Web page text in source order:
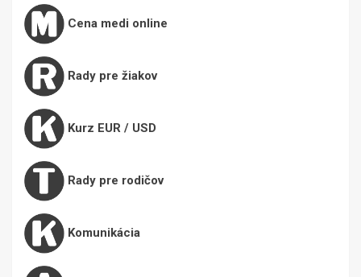
Cena medi online
Rady pre žiakov
Kurz EUR / USD
Rady pre rodičov
Komunikácia